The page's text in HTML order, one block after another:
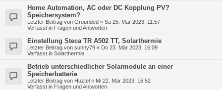
Home Automation, AC oder DC Kopplung PV?
Speichersystem?
Letzter Beitrag von Grounded « Sa 25. Mär 2023, 11:57
Verfasst in Fragen und Antworten
Einstellung Steca TR A502 TT, Solarthermie
Letzter Beitrag von sunny79 « Do 23. Mär 2023, 16:09
Verfasst in Solarthermie
Betrieb unterschiedlicher Solarmodule an einer
Speicherbatterie
Letzter Beitrag von Huztel « Mi 22. Mär 2023, 16:52
Verfasst in Fragen und Antworten